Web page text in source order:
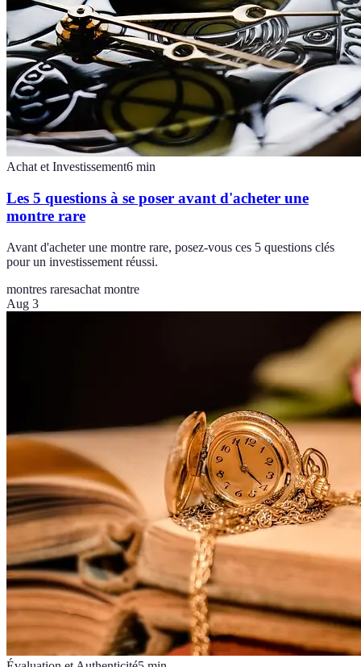
Achat et Investissement6 min
Les 5 questions à se poser avant d'acheter une
montre rare
Avant d'acheter une montre rare, posez-vous ces 5 questions clés
pour un investissement réussi.
montres raresachat montre
Aug 3